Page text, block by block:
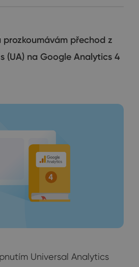
přechod z
(UA) na Google Analytics 4
Universal Analytics